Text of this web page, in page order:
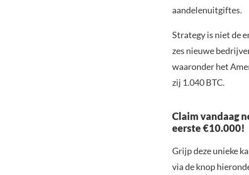
aandelenuitgiftes.
Strategy is niet de
zes nieuwe
waaronder het
zij 1.040 BTC.
Claim vandaag
eerste €10.000!
Grijp deze unieke
via de knop